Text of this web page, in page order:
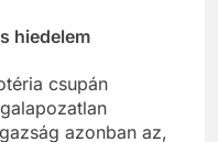
hiedelem
csupán
azonban az,